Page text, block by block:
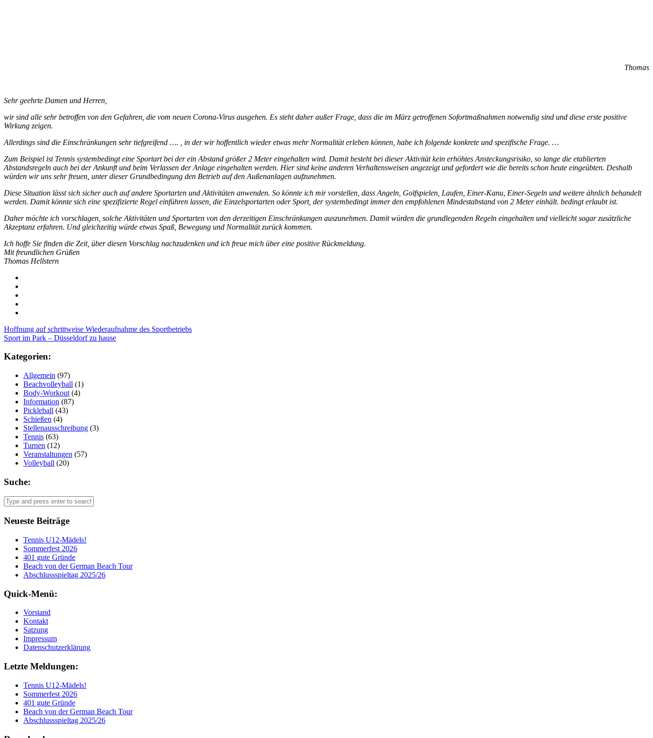
Thomas
Sehr geehrte Damen und Herren,
wir sind alle sehr betroffen von den Gefahren, die vom neuen Corona-Virus ausgehen. Es steht daher außer Frage, dass die im März getroffenen Sofortmaßnahmen notwendig sind und diese erste positive
Wirkung zeigen.
Allerdings sind die Einschränkungen sehr tiefgreifend …. , in der wir hoffentlich wieder etwas mehr Normalität erleben können, habe ich folgende konkrete und spezifische Frage. …
Zum Beispiel ist Tennis systembedingt eine Sportart bei der ein Abstand größer 2 Meter eingehalten wird. Damit besteht bei dieser Aktivität kein erhöhtes Ansteckungsrisiko, so lange die etablierten
Abstandsregeln auch bei der Ankunft und beim Verlassen der Anlage eingehalten werden. Hier sind keine anderen Verhaltensweisen angezeigt und gefordert wie die bereits schon heute eingeübten. Deshalb
würden wir uns sehr freuen, unter dieser Grundbedingung den Betrieb auf den Außenanlagen aufzunehmen.
Diese Situation lässt sich sicher auch auf andere Sportarten und Aktivitäten anwenden. So könnte ich mir vorstellen, dass Angeln, Golfspielen, Laufen, Einer-Kanu, Einer-Segeln und weitere ähnlich behandelt
werden. Damit könnte sich eine spezifizierte Regel einführen lassen, die Einzelsportarten oder Sport, der systembedingt immer den empfohlenen Mindestabstand von 2 Meter einhält. bedingt erlaubt ist.
Daher möchte ich vorschlagen, solche Aktivitäten und Sportarten von den derzeitigen Einschränkungen auszunehmen. Damit würden die grundlegenden Regeln eingehalten und vielleicht sogar zusätzliche
Akzeptanz erfahren. Und gleichzeitig würde etwas Spaß, Bewegung und Normalität zurück kommen.
Ich hoffe Sie finden die Zeit, über diesen Vorschlag nachzudenken und ich freue mich über eine positive Rückmeldung.
Mit freundlichen Grüßen
Thomas Hellstern
Post
navigation
Hoffnung auf schrittweise Wiederaufnahme des Sportbetriebs
Sport im Park – Düsseldorf zu hause
Kategorien:
Allgemein (97)
Beachvolleyball (1)
Body-Workout (4)
Information (87)
Pickleball (43)
Schießen (4)
Stellenausschreibung (3)
Tennis (63)
Turnen (12)
Veranstaltungen (57)
Volleyball (20)
Suche:
Neueste Beiträge
Tennis U12-Mädels!
Sommerfest 2026
401 gute Gründe
Beach von der German Beach Tour
Abschlussspieltag 2025/26
Quick-Menü:
Vorstand
Kontakt
Satzung
Impressum
Datenschutzerklärung
Letzte Meldungen:
Tennis U12-Mädels!
Sommerfest 2026
401 gute Gründe
Beach von der German Beach Tour
Abschlussspieltag 2025/26